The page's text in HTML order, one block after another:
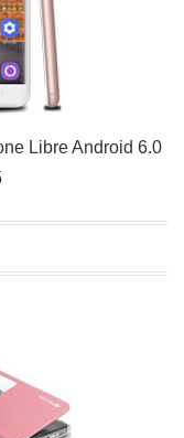
Libre Android 6.0